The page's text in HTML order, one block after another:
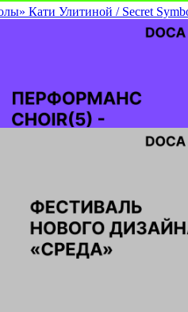
Кати Улитиной / Secret
для песочницы» / Score for